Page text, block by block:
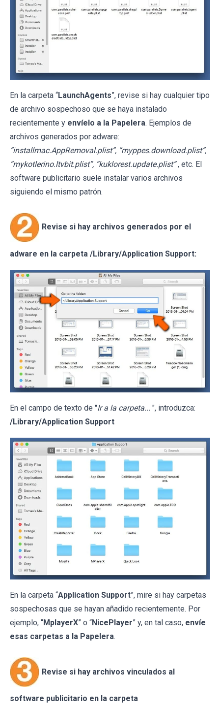
En la carpeta “LaunchAgents”, revise si hay cualquier tipo
de archivo sospechoso que se haya instalado
recientemente y envíelo a la Papelera. Ejemplos de
archivos generados por adware:
“installmac.AppRemoval.plist”, “myppes.download.plist”,
“mykotlerino.ltvbit.plist”, “kuklorest.update.plist” , etc. El
software publicitario suele instalar varios archivos
siguiendo el mismo patrón.
Revise si hay archivos generados por el
adware en la carpeta /Library/Application Support:
En el campo de texto de "Ir a la carpeta... ", introduzca:
/Library/Application Support
En la carpeta “Application Support”, mire si hay carpetas
sospechosas que se hayan añadido recientemente. Por
ejemplo, “MplayerX” o “NicePlayer” y, en tal caso, envíe
esas carpetas a la Papelera.
Revise si hay archivos vinculados al
software publicitario en la carpeta